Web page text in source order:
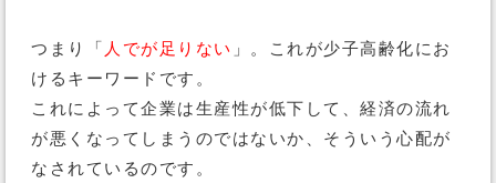
つまり「 人でが足りない 」。これが少子高齢化にお
けるキーワードです。
これによって企業は生産性が低下して、経済の流れ
が悪くなってしまうのではないか、そういう心配が
なされているのです。